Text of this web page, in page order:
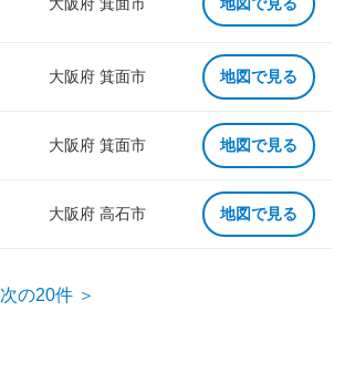
大阪府 箕面市 地図で見る
大阪府 箕面市 地図で見る
大阪府 高石市 地図で見る
次の20件 ＞